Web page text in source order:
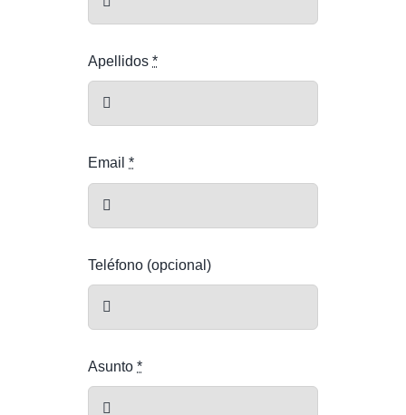
Apellidos*
Email*
Teléfono (opcional)
Asunto*